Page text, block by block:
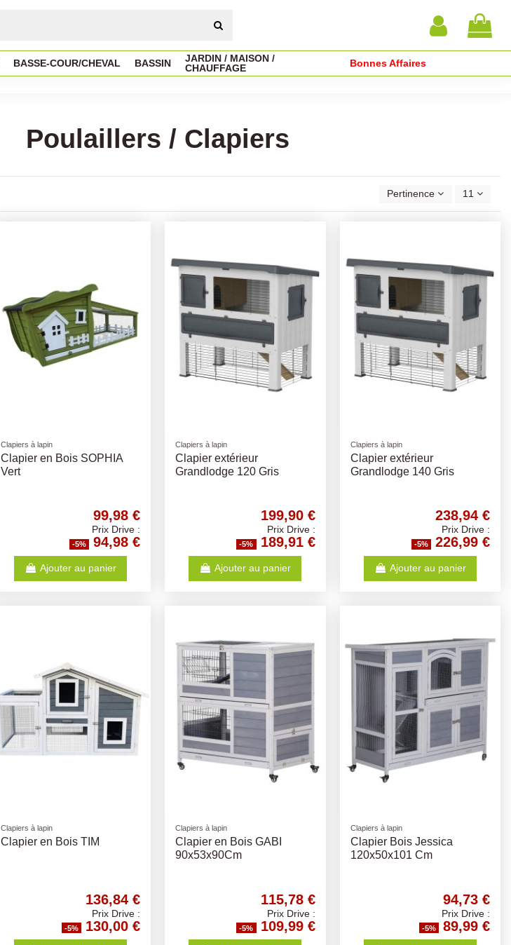
BASSE-COUR/CHEVAL BASSIN
JARDIN / MAISON /
CHAUFFAGE
Bonnes Affaires
Poulaillers / Clapiers
Pertinence 11
Clapiers à lapin
Clapier en Bois SOPHIA
Vert
99,98 €
Prix Drive :
-5% 94,98 €
Ajouter au panier
Clapiers à lapin
Clapier extérieur
Grandlodge 120 Gris
199,90 €
Prix Drive :
-5% 189,91 €
Ajouter au panier
Clapiers à lapin
Clapier extérieur
Grandlodge 140 Gris
238,94 €
Prix Drive :
-5% 226,99 €
Ajouter au panier
Clapiers à lapin
Clapier en Bois TIM
136,84 €
Prix Drive :
-5% 130,00 €
Clapiers à lapin
Clapier en Bois GABI
90x53x90Cm
115,78 €
Prix Drive :
-5% 109,99 €
Clapiers à lapin
Clapier Bois Jessica
120x50x101 Cm
94,73 €
Prix Drive :
-5% 89,99 €